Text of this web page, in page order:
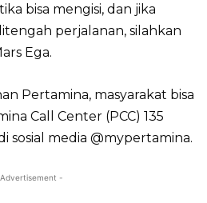
bisa mengisi, dan jika
perjalanan, silahkan
Ega.
Pertamina, masyarakat bisa
Call Center (PCC) 135
sosial media @mypertamina.
-